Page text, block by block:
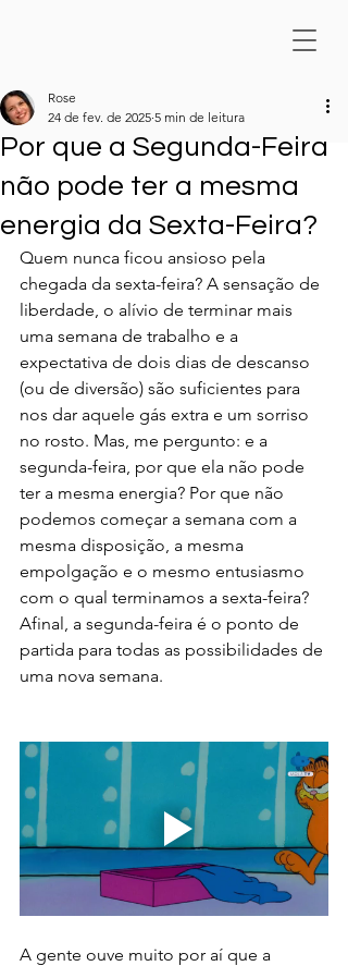
Por que a Segunda-Feira
não pode ter a mesma
energia da Sexta-Feira?
Rose
24 de fev. de 2025 5 min de leitura
Quem nunca ficou ansioso pela
chegada da sexta-feira? A sensação de
liberdade, o alívio de terminar mais
uma semana de trabalho e a
expectativa de dois dias de descanso
(ou de diversão) são suficientes para
nos dar aquele gás extra e um sorriso
no rosto. Mas, me pergunto: e a
segunda-feira, por que ela não pode
ter a mesma energia? Por que não
podemos começar a semana com a
mesma disposição, a mesma
empolgação e o mesmo entusiasmo
com o qual terminamos a sexta-feira?
Afinal, a segunda-feira é o ponto de
partida para todas as possibilidades de
uma nova semana.
A gente ouve muito por aí que a